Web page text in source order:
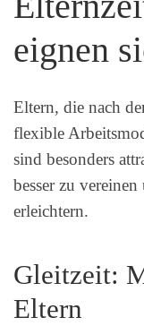
eignen
Eltern, die nach
flexible
sind besonders
besser zu
erleichtern.
Gleitzeit:
Eltern